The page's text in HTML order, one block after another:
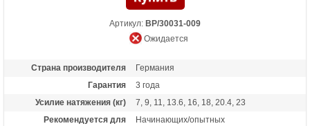
Артикул: BP/30031-009
Ожидается
Страна производителя
Германия
Гарантия
3 года
Усилие натяжения (кг)
7, 9, 11, 13.6, 16, 18, 20.4, 23
Рекомендуется для
Начинающих/опытных